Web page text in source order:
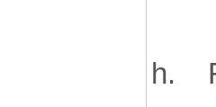
h.